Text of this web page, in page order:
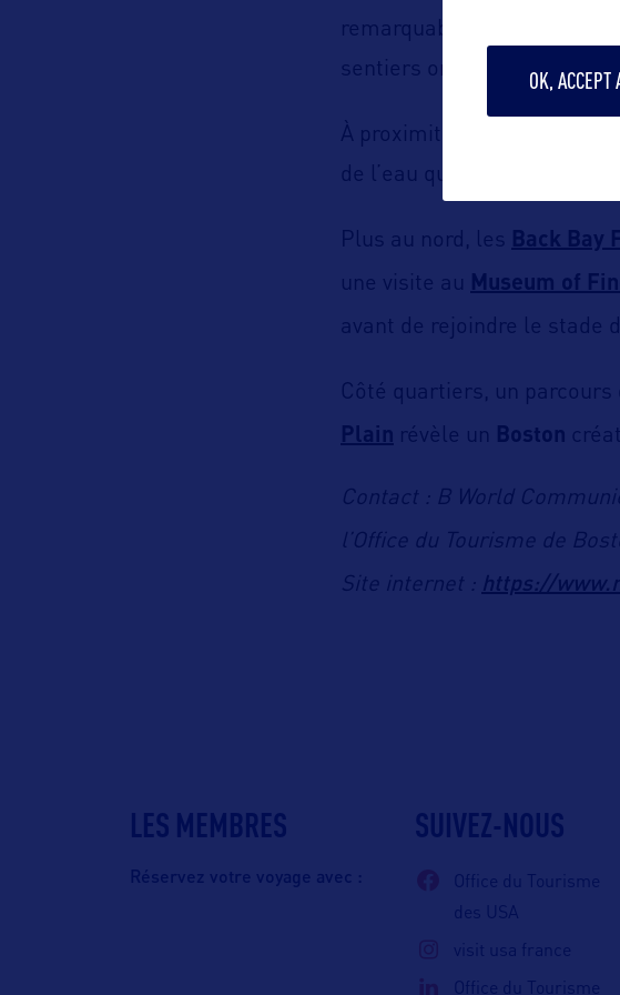
remarquables, parfaits
sentiers ombragés.
À proximité,
de l’eau qu’à une sortie en
Plus au nord, les Back Bay
une visite au Museum of
avant de rejoindre le stade
Côté quartiers, un parcours
Plain révèle un Boston
Contact : B World
l’Office du Tourisme de
Site internet : https://
LES MEMBRES
Réservez votre voyage avec :
SUIVEZ-NOUS
Office du Tourisme
des USA
visit usa france
Office du Tourisme
OK, ACCEPT